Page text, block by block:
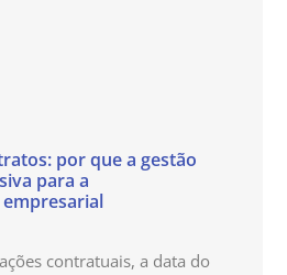
por que a gestão
para a
contratuais, a data do